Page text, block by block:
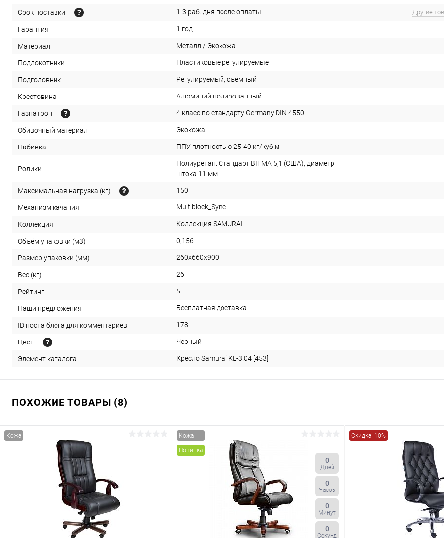
Срок поставки 1-3 раб. дня после оплаты Другие
Гарантия 1 год
Материал Металл / Экокожа
Подлокотники Пластиковые регулируемые
Подголовник Регулируемый, съёмный
Крестовина Алюминий полированный
Газпатрон 4 класс по стандарту Germany DIN 4550
Обивочный материал Экокожа
Набивка ППУ плотностью 25-40 кг/куб.м
Ролики
Полиуретан. Стандарт BIFMA 5,1 (США), диаметр
штока 11 мм
Максимальная нагрузка (кг) 150
Механизм качания Multiblock_Sync
Коллекция Коллекция SAMURAI
Объём упаковки (м3) 0,156
Размер упаковки (мм) 260х660х900
Вес (кг) 26
Рейтинг 5
Наши предложения Бесплатная доставка
ID поста блога для комментариев 178
Цвет Черный
Элемент каталога Кресло Samurai KL-3.04 [453]
ПОХОЖИЕ ТОВАРЫ (8)
Кожа Кожа
Новинка
0
Дней
0
Часов
0
Минут
0
Секунд
Скидка -10%